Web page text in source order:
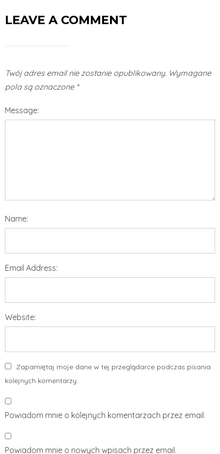
LEAVE A COMMENT
Twój adres email nie zostanie opublikowany. Wymagane
pola są oznaczone *
Message:
Name:
Email Address:
Website:
Zapamiętaj moje dane w tej przeglądarce podczas pisania
kolejnych komentarzy.
Powiadom mnie o kolejnych komentarzach przez email.
Powiadom mnie o nowych wpisach przez email.